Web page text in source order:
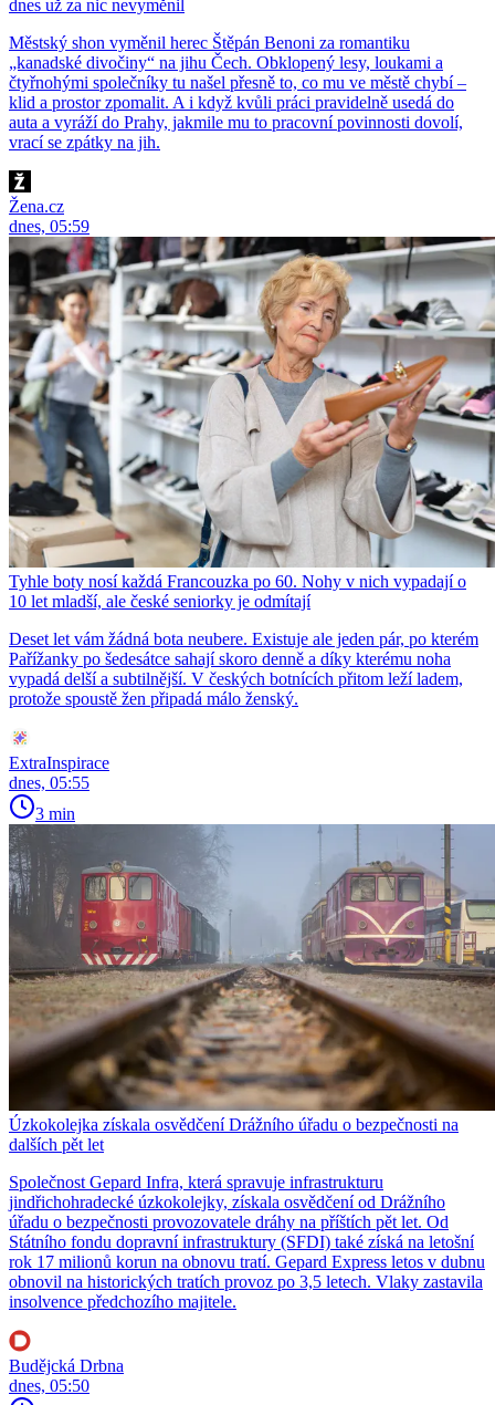
dnes už za nic nevyměnil
Městský shon vyměnil herec Štěpán Benoni za romantiku
„kanadské divočiny“ na jihu Čech. Obklopený lesy, loukami a
čtyřnohými společníky tu našel přesně to, co mu ve městě chybí –
klid a prostor zpomalit. A i když kvůli práci pravidelně usedá do
auta a vyráží do Prahy, jakmile mu to pracovní povinnosti dovolí,
vrací se zpátky na jih.
Žena.cz
dnes, 05:59
Tyhle boty nosí každá Francouzka po 60. Nohy v nich vypadají o
10 let mladší, ale české seniorky je odmítají
Deset let vám žádná bota neubere. Existuje ale jeden pár, po kterém
Pařížanky po šedesátce sahají skoro denně a díky kterému noha
vypadá delší a subtilnější. V českých botnících přitom leží ladem,
protože spoustě žen připadá málo ženský.
ExtraInspirace
dnes, 05:55
3 min
Úzkokolejka získala osvědčení Drážního úřadu o bezpečnosti na
dalších pět let
Společnost Gepard Infra, která spravuje infrastrukturu
jindřichohradecké úzkokolejky, získala osvědčení od Drážního
úřadu o bezpečnosti provozovatele dráhy na příštích pět let. Od
Státního fondu dopravní infrastruktury (SFDI) také získá na letošní
rok 17 milionů korun na obnovu tratí. Gepard Express letos v dubnu
obnovil na historických tratích provoz po 3,5 letech. Vlaky zastavila
insolvence předchozího majitele.
Budějcká Drbna
dnes, 05:50